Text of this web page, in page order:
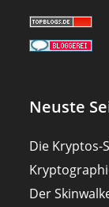
Neuste
Die Kryptos-
Der